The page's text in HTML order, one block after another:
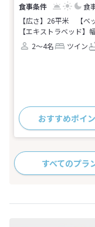
食
【広さ】26平米
【
【エキストラベッド
2～4名
ツイン
おすすめポイ
すべてのプラ